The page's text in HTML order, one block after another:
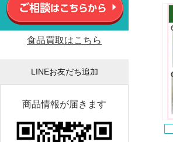
食品買取はこちら
LINEお友だち追加
商品情報が届きます